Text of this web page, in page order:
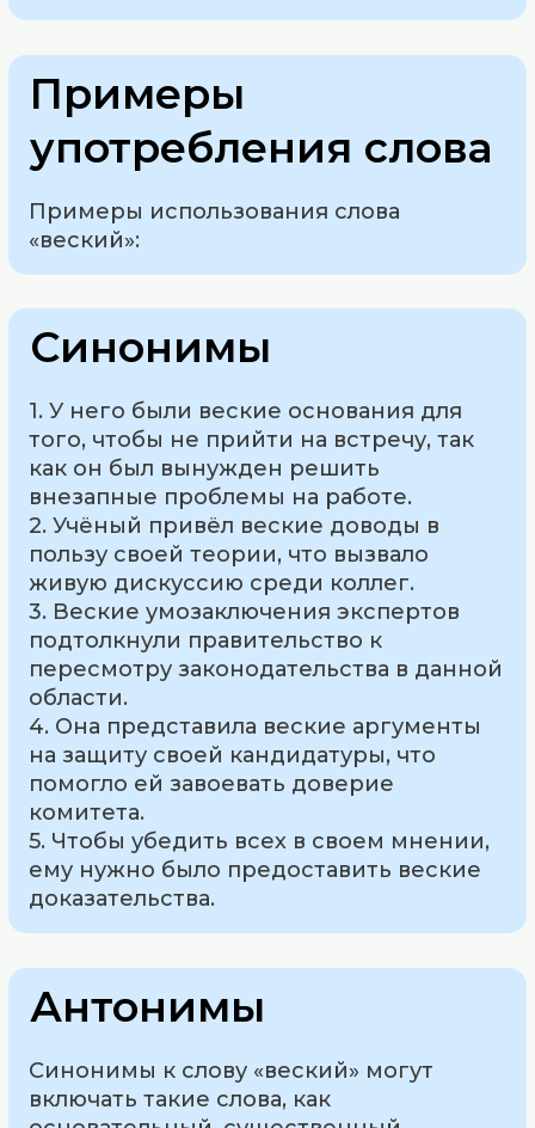
Примеры
употребления слова
Примеры использования слова
«веский»:
Синонимы
1. У него были веские основания для
того, чтобы не прийти на встречу, так
как он был вынужден решить
внезапные проблемы на работе.
2. Учёный привёл веские доводы в
пользу своей теории, что вызвало
живую дискуссию среди коллег.
3. Веские умозаключения экспертов
подтолкнули правительство к
пересмотру законодательства в данной
области.
4. Она представила веские аргументы
на защиту своей кандидатуры, что
помогло ей завоевать доверие
комитета.
5. Чтобы убедить всех в своем мнении,
ему нужно было предоставить веские
доказательства.
Антонимы
Синонимы к слову «веский» могут
включать такие слова, как